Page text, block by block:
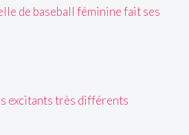
de baseball féminine fait ses
excitants très différents